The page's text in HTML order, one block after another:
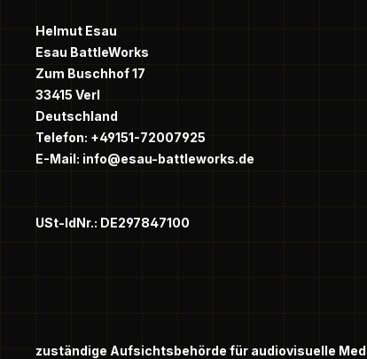
Helmut Esau
Esau BattleWorks
Zum Buschhof 17
33415 Verl
Deutschland
Telefon: +49151-72007925
E-Mail: info@esau-battleworks.de
USt-IdNr.: DE297847100
zuständige Aufsichtsbehörde für audiovisuelle